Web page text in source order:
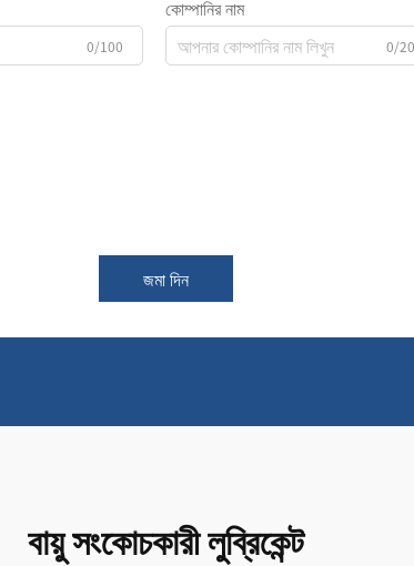
0/100
কোম্পানির নাম
0/
জমা দিন
বায়ু সংকোচকারী লুব্রিকেন্ট